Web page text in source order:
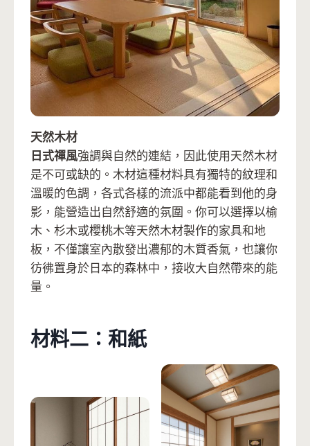
天然木材
日式禪風強調與自然的連結，因此使用天然木材
是不可或缺的。木材這種材料具有獨特的紋理和
溫暖的色調，各式各樣的流派中都能看到他的身
影，能營造出自然舒適的氛圍。你可以選擇以榆
木、杉木或櫻桃木等天然木材製作的家具和地
板，不僅讓室內散發出濃郁的木質香氣，也讓你
彷彿置身於日本的森林中，接收大自然帶來的能
量。
材料二：和紙